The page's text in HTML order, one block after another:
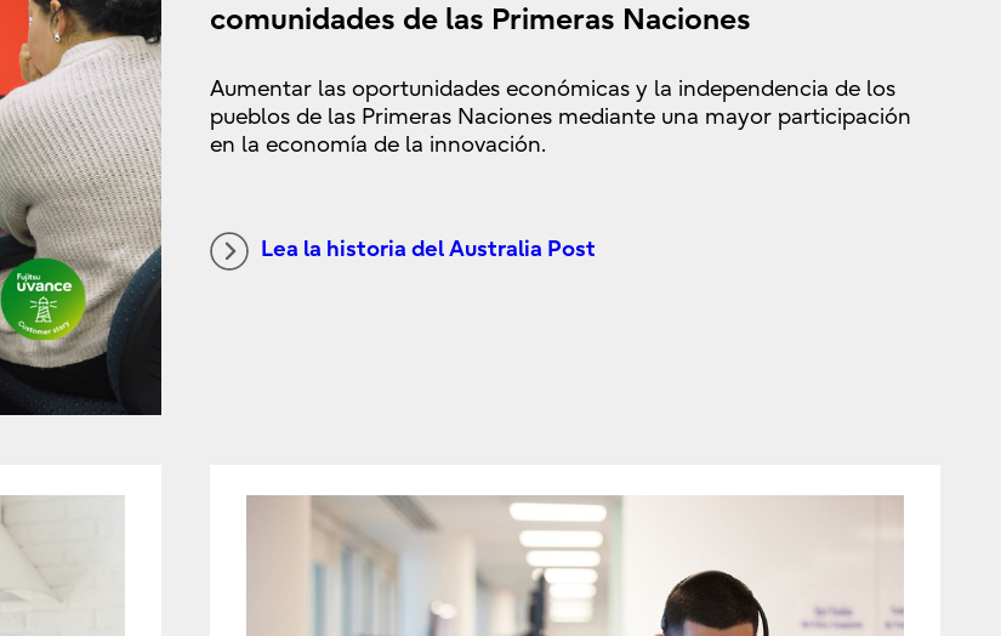
comunidades de las Primeras Naciones
Aumentar las oportunidades económicas y la independencia de los
pueblos de las Primeras Naciones mediante una mayor participación
en la economía de la innovación.
Lea la historia del Australia Post